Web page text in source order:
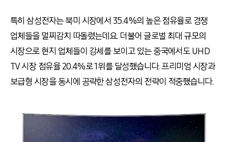
특히 삼성전자는 북미 시장에서 35.4%의 높은 점유율로 경쟁
업체들을 멀찌감치 따돌렸는데요. 더불어 글로벌 최대 규모의
시장으로 현지 업체들이 강세를 보이고 있는 중국에서도 UHD
TV 시장 점유율 20.4%로 1위를 달성했습니다. 프리미엄 시장과
보급형 시장을 동시에 공략한 삼성전자의 전략이 적중했습니다.